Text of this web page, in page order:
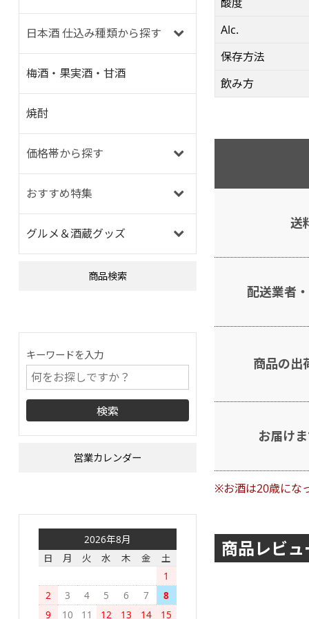
日本酒 仕込み種類から探す
梅酒・果実酒・甘酒
焼酎
価格帯から探す
おすすめ特集
グルメ＆酒蔵グッズ
商品検索
キーワードを入力
営業カレンダー
2026年8月
日
月 火 水 木 金
土
1
2
3 4 5 6 7
8
9
10 11 12 13 14 15
Alc.
保存方法
飲み方
送
配送業者
商品の出
お届け
※お酒は20歳にな
商品レビュ